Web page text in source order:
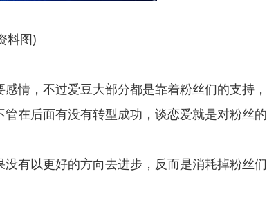
料图)
情，不过爱豆大部分都是靠着粉丝们的支持，
在后面有没有转型成功，谈恋爱就是对粉丝的
有以更好的方向去进步，反而是消耗掉粉丝们